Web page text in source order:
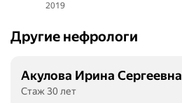
2019
Другие нефрологи
Акулова Ирина Сергеевна
Стаж 30 лет